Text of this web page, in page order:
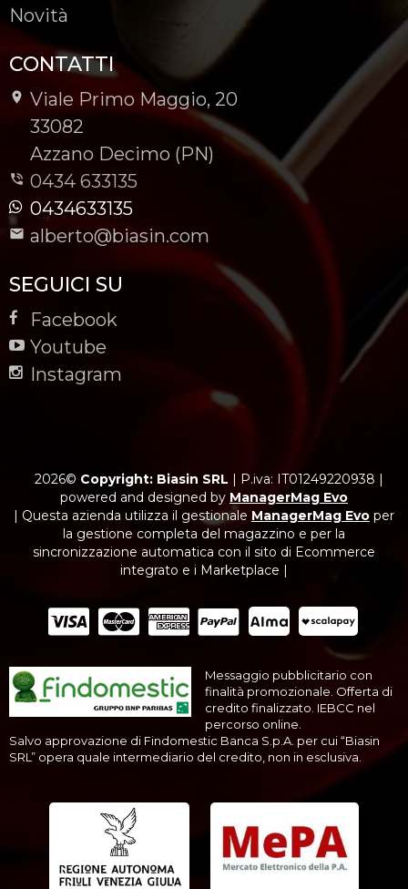
Novità
CONTATTI
Viale Primo Maggio, 20
-
33082
-
Azzano Decimo (PN)
0434 633135
0434633135
alberto@biasin.com
SEGUICI SU
Facebook
Youtube
Instagram
2026© Copyright: Biasin SRL | P.iva: IT01249220938 |
powered and designed by ManagerMag Evo
| Questa azienda utilizza il gestionale ManagerMag Evo per
la gestione completa del magazzino e per la
sincronizzazione automatica con il sito di Ecommerce
integrato e i Marketplace |
Messaggio pubblicitario con
finalità promozionale. Offerta di
credito finalizzato. IEBCC nel
percorso online.
Salvo approvazione di Findomestic Banca S.p.A. per cui “Biasin
SRL” opera quale intermediario del credito, non in esclusiva.